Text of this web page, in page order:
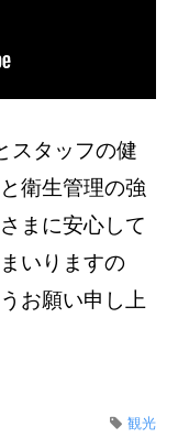
スタッフの健
衛生管理の強
まに安心して
いりますの
お願い申し上
観光